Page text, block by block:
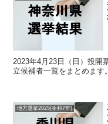
2023年4月23日（日）投開
立候補者一覧をまとめます。
地方選挙2025(令和7年)